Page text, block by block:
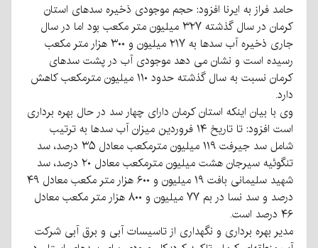
حامد فراز به ایرنا افزود: حجم موجودی ذخیره سدهای استان
کرمان در سال گذشته ۳۲۷ میلیون متر مکعب بود اما در سال
جاری ذخیره آب سدها به ۲۱۷ میلیون و ۳۰۰ هزار متر مکعب
رسیده است و نشان می دهد موجودی آب در پشت سدهای
کرمان نسبت به سال گذشته حدود ۱۱۰ میلیون مترمکعب کاهش
دارد.
وی با بیان اینکه استان کرمان دارای چهار سد در حال بهره برداری
است افزود: تا تاریخ ۱۴ فروردین میزان آب سدها به ترتیب
شامل سد جیرفت ۱۱۹ میلیون مترمکعب معادل ۳۵ درصد، سد
تنگوئیه سیرجان هشت میلیون مترمکعب معادل ۲۰ درصد، سد
شهید سلیمانی بافت ۱۹ میلیون و ۶۰۰ هزار متر مکعب معادل ۴۹
درصد و سد نسا در بم ۷۷ میلیون و ۸۰۰ هزار متر مکعب معادل
۴۶ درصد است.
مدیر بهره برداری و نگهداری از تاسیسات آبی و برق آبی شرکت